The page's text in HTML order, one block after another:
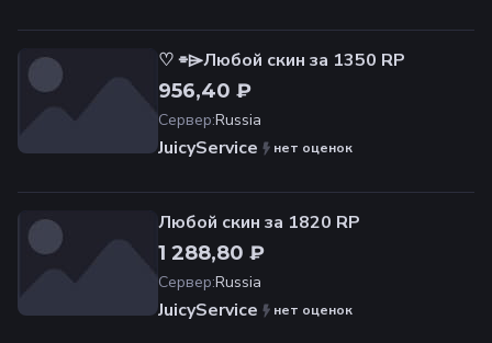
♡ ⌯⌲Любой скин за 1350 RP
956,40 ₽
Сервер:Russia
JuicyService нет оценок
Любой скин за 1820 RP
1 288,80 ₽
Сервер:Russia
JuicyService нет оценок